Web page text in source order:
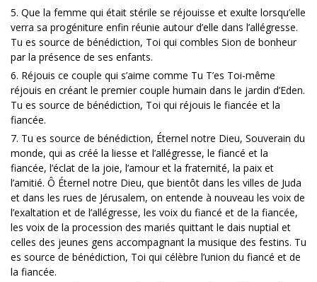
5. Que la femme qui était stérile se réjouisse et exulte lorsqu’elle
verra sa progéniture enfin réunie autour d’elle dans l’allégresse.
Tu es source de bénédiction, Toi qui combles Sion de bonheur
par la présence de ses enfants.
6. Réjouis ce couple qui s’aime comme Tu T’es Toi-même
réjouis en créant le premier couple humain dans le jardin d’Eden.
Tu es source de bénédiction, Toi qui réjouis le fiancée et la
fiancée.
7. Tu es source de bénédiction, Éternel notre Dieu, Souverain du
monde, qui as créé la liesse et l’allégresse, le fiancé et la
fiancée, l’éclat de la joie, l’amour et la fraternité, la paix et
l’amitié. Ô Éternel notre Dieu, que bientôt dans les villes de Juda
et dans les rues de Jérusalem, on entende à nouveau les voix de
l’exaltation et de l’allégresse, les voix du fiancé et de la fiancée,
les voix de la procession des mariés quittant le dais nuptial et
celles des jeunes gens accompagnant la musique des festins. Tu
es source de bénédiction, Toi qui célèbre l’union du fiancé et de
la fiancée.